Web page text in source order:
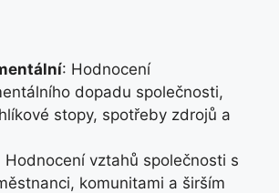
: Hodnocení
dopadu společnosti,
stopy, spotřeby zdrojů a
Hodnocení vztahů společnosti s
komunitami a širším